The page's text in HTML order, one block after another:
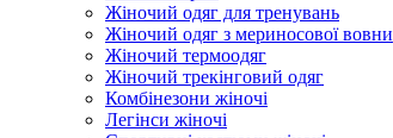
Жіночий одяг для тренувань
Жіночий одяг з мериносової вовни
Жіночий термоодяг
Жіночий трекінговий одяг
Комбінезони жіночі
Легінси жіночі